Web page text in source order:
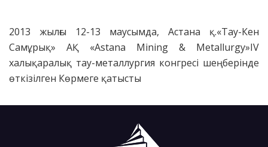
2013 жылғы 12-13 маусымда, Астана қ.«Тау-Кен
Самұрық» АҚ «Astana Mining & Metallurgy»IV
халықаралық тау-металлургия конгресі шеңберінде
өткізілген Көрмеге қатысты